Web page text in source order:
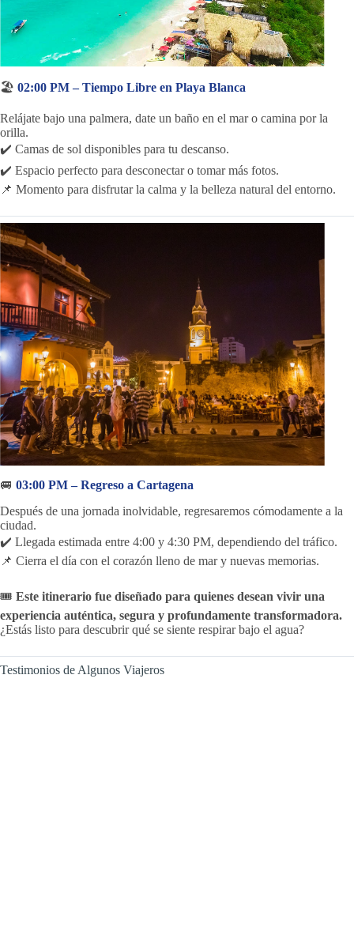
🏖️ 02:00 PM – Tiempo Libre en Playa Blanca
Relájate bajo una palmera, date un baño en el mar o camina por la
orilla.
✔️ Camas de sol disponibles para tu descanso.
✔️ Espacio perfecto para desconectar o tomar más fotos.
📌 Momento para disfrutar la calma y la belleza natural del entorno.
🚐 03:00 PM – Regreso a Cartagena
Después de una jornada inolvidable, regresaremos cómodamente a la
ciudad.
✔️ Llegada estimada entre 4:00 y 4:30 PM, dependiendo del tráfico.
📌 Cierra el día con el corazón lleno de mar y nuevas memorias.
🎟️ Este itinerario fue diseñado para quienes desean vivir una
experiencia auténtica, segura y profundamente transformadora.
¿Estás listo para descubrir qué se siente respirar bajo el agua?
Testimonios de Algunos Viajeros